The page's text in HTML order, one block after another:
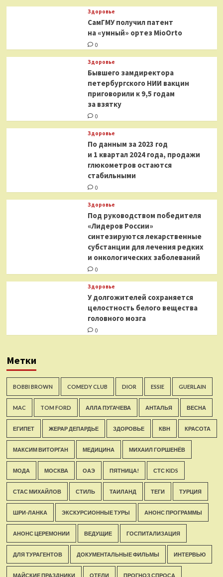
Здоровье
СамГМУ получил патент
на «умный» ортез MioOrto
0
Здоровье
Бывшего замдиректора
петербургского НИИ вакцин
приговорили к 9,5 годам
за взятку
0
Здоровье
По данным за 2023 год
и 1 квартал 2024 года, продажи
глюкометров остаются
стабильными
0
Здоровье
Под руководством победителя
«Лидеров России»
синтезируются лекарственные
субстанции для лечения редких
и онкологических заболеваний
0
Здоровье
У долгожителей сохраняется
целостность белого вещества
головного мозга
0
Метки
BOBBI BROWN COMEDY CLUB DIOR ESSIE GUERLAIN
MAC TOM FORD АЛЛА ПУГАЧЕВА АНТАЛЬЯ ВЕСНА
ЕГИПЕТ ЖЕРАР ДЕПАРДЬЕ ЗДОРОВЬЕ КВН КРАСОТА
МАКСИМ ВИТОРГАН МЕДИЦИНА МИХАИЛ ГОРШЕНЁВ
МОДА МОСКВА ОАЭ ПЯТНИЦА! СТС KIDS
СТАС МИХАЙЛОВ СТИЛЬ ТАИЛАНД ТЕГИ ТУРЦИЯ
ШРИ-ЛАНКА ЭКСКУРСИОННЫЕ ТУРЫ АНОНС ПРОГРАММЫ
АНОНС ЦЕРЕМОНИИ ВЕДУЩИЕ ГОСПИТАЛИЗАЦИЯ
ДЛЯ ТУРАГЕНТОВ ДОКУМЕНТАЛЬНЫЕ ФИЛЬМЫ ИНТЕРВЬЮ
МАЙСКИЕ ПРАЗДНИКИ ОТЕЛИ ПРОГНОЗ СПРОСА